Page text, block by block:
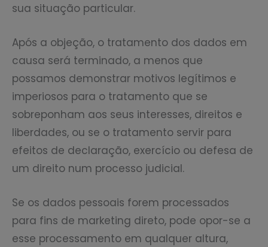
sua situação particular.
Após a objeção, o tratamento dos dados em
causa será terminado, a menos que
possamos demonstrar motivos legítimos e
imperiosos para o tratamento que se
sobreponham aos seus interesses, direitos e
liberdades, ou se o tratamento servir para
efeitos de declaração, exercício ou defesa de
um direito num processo judicial.
Se os dados pessoais forem processados
para fins de marketing direto, pode opor-se a
esse processamento em qualquer altura,